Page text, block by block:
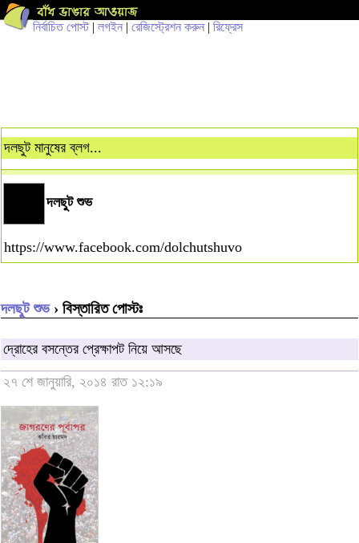
নির্বাচিত পোস্ট| লগইন | রেজিস্ট্রেশন করুন | রিফ্রেস
দলছুট মানুষের ব্লগ...
দলছুট শুভ
https://www.facebook.com/dolchutshuvo
দলছুট শুভ› বিস্তারিত পোস্টঃ
দ্রোহের বসন্তের প্রেক্ষাপট নিয়ে আসছে
২৭ শে জানুয়ারি, ২০১৪ রাত ১২:১৯